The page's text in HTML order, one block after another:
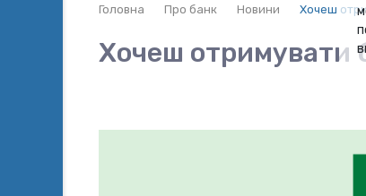
Головна Про банк Новини Хочеш
Хочеш отримувати